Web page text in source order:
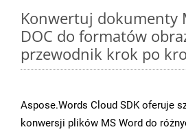
Konwertuj dokumenty
DOC do formatów
przewodnik krok po
Aspose.Words Cloud SDK oferuje
konwersji plików MS Word do